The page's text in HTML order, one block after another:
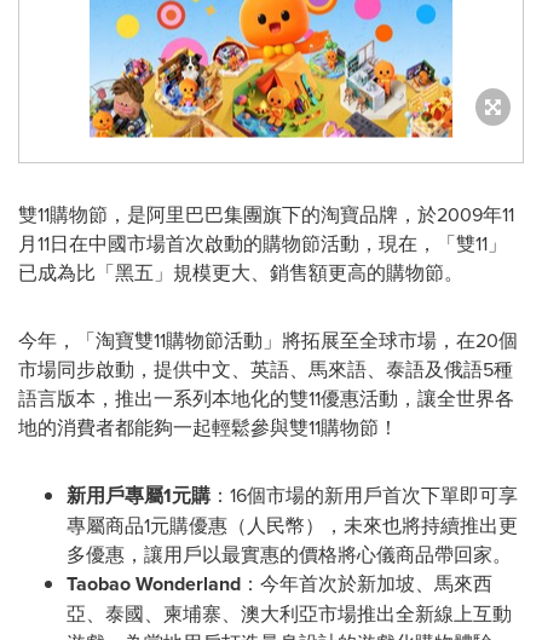
雙11購物節，是阿里巴巴集團旗下的淘寶品牌，於2009年11
月11日在中國市場首次啟動的購物節活動，現在，「雙11」
已成為比「黑五」規模更大、銷售額更高的購物節。
今年，「淘寶雙11購物節活動」將拓展至全球市場，在20個
市場同步啟動，提供中文、英語、馬來語、泰語及俄語5種
語言版本，推出一系列本地化的雙11優惠活動，讓全世界各
地的消費者都能夠一起輕鬆參與雙11購物節！
新用戶專屬1元購 ：16個市場的新用戶首次下單即可享
專屬商品1元購優惠（人民幣），未來也將持續推出更
多優惠，讓用戶以最實惠的價格將心儀商品帶回家。
Taobao Wonderland ：今年首次於新加坡、馬來西
亞、泰國、柬埔寨、澳大利亞市場推出全新線上互動